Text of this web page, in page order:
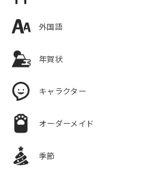
外国語
年賀状
キャラクター
オーダーメイド
季節